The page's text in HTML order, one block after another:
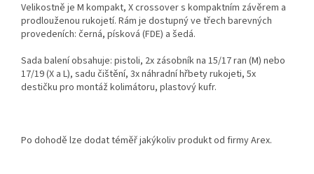
Velikostně je M kompakt, X crossover s kompaktním závěrem a
prodlouženou rukojetí. Rám je dostupný ve třech barevných
provedeních: černá, písková (FDE) a šedá.
Sada balení obsahuje: pistoli, 2x zásobník na 15/17 ran (M) nebo
17/19 (X a L), sadu čištění, 3x náhradní hřbety rukojeti, 5x
destičku pro montáž kolimátoru, plastový kufr.
Po dohodě lze dodat téměř jakýkoliv produkt od firmy Arex.